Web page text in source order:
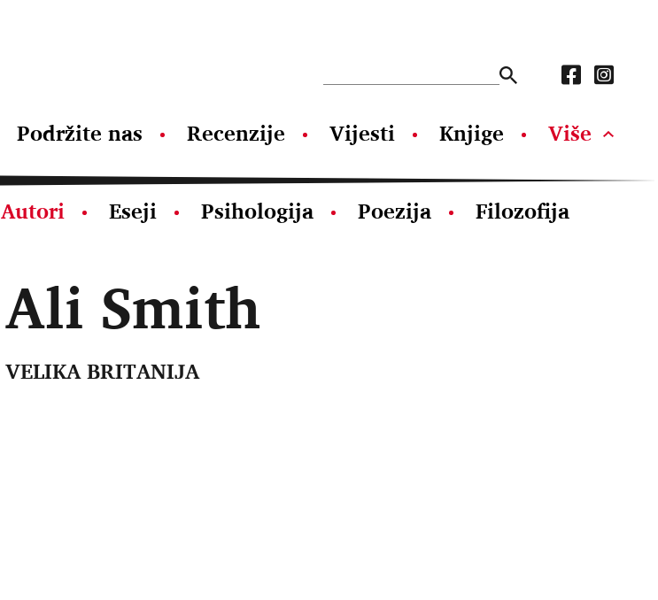
Podržite nas Recenzije Vijesti Knjige Više
Autori Eseji Psihologija Poezija Filozofija
Ali Smith
VELIKA BRITANIJA